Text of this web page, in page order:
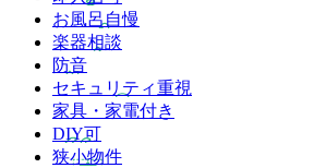
お風呂自慢
楽器相談
防音
セキュリティ重視
家具・家電付き
DIY可
狭小物件